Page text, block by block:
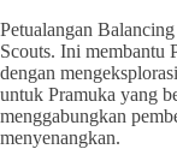
Petualangan
Scouts. Ini membantu
dengan
untuk Pramuka yang
menggabungkan
menyenangkan.